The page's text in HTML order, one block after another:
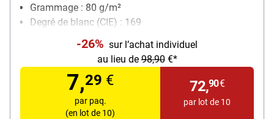
Grammage : 80 g/m²
Degré de blanc (CIE) : 169
Contenu par paquet : 500 feuille(s)
-26% sur l’achat individuel
au lieu de98,90€*
7,29 €
par paq.
(en lot de 10)
72,90€
par lot de 10